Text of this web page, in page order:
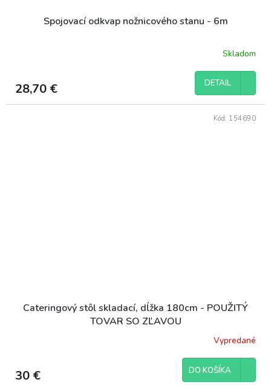
Spojovací odkvap nožnicového stanu - 6m
Skladom
28,70 € DETAIL
Cateringový stôl skladací, dĺžka 180cm - POUŽITÝ
TOVAR SO ZĽAVOU
Vypredané
30 € DO KOŠÍKA
Kód: 154690